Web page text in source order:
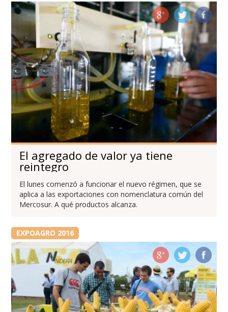
El agregado de valor ya tiene
reintegro
El lunes comenzó a funcionar el nuevo régimen, que se
aplica a las exportaciones con nomenclatura común del
Mercosur. A qué productos alcanza.
EXPOAGRO 2016